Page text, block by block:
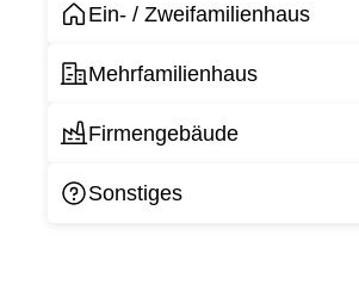
Ein- / Zweifamilienhaus
Mehrfamilienhaus
Firmengebäude
Sonstiges